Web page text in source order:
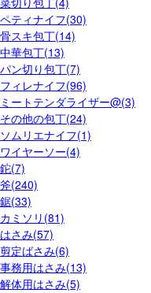
ペティナイフ(30)
骨スキ包丁(14)
中華包丁(13)
パン切り包丁(7)
フィレナイフ(96)
ミートテンダライザー@(3)
その他の包丁(24)
ソムリエナイフ(1)
ワイヤーソー(4)
鉈(7)
斧(240)
鋸(33)
カミソリ(81)
はさみ(57)
剪定ばさみ(6)
事務用はさみ(13)
解体用はさみ(5)